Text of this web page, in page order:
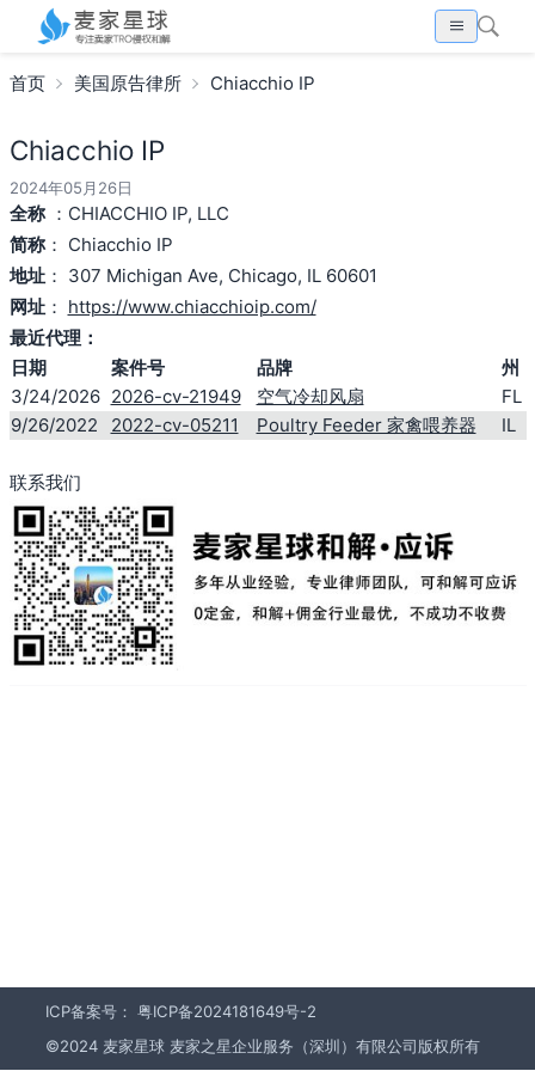
搜索
首页 美国原告律所 Chiacchio IP
Chiacchio IP
2024年05月26日
全称：CHIACCHIO IP, LLC
简称： Chiacchio IP
地址： 307 Michigan Ave, Chicago, IL 60601
网址： https://www.chiacchioip.com/
最近代理：
日期
案件号 品牌
州
3/24/2026 2026-cv-21949 空气冷却风扇
FL
9/26/2022
2022-cv-05211 Poultry Feeder 家禽喂养器 IL
联系我们
ICP备案号： 粤ICP备2024181649号-2
©2024 麦家星球 麦家之星企业服务（深圳）有限公司版权所有